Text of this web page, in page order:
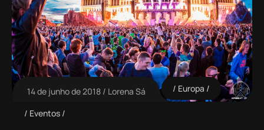
14 de junho de 2018 Lorena Sá Europa
Eventos